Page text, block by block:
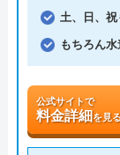
土、日、祝
もちろん水
公式サイトで
料金詳細を見